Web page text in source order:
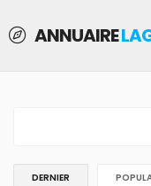
ANNUAIRE
DERNIER